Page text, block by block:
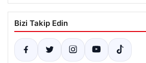
Bizi Takip Edin